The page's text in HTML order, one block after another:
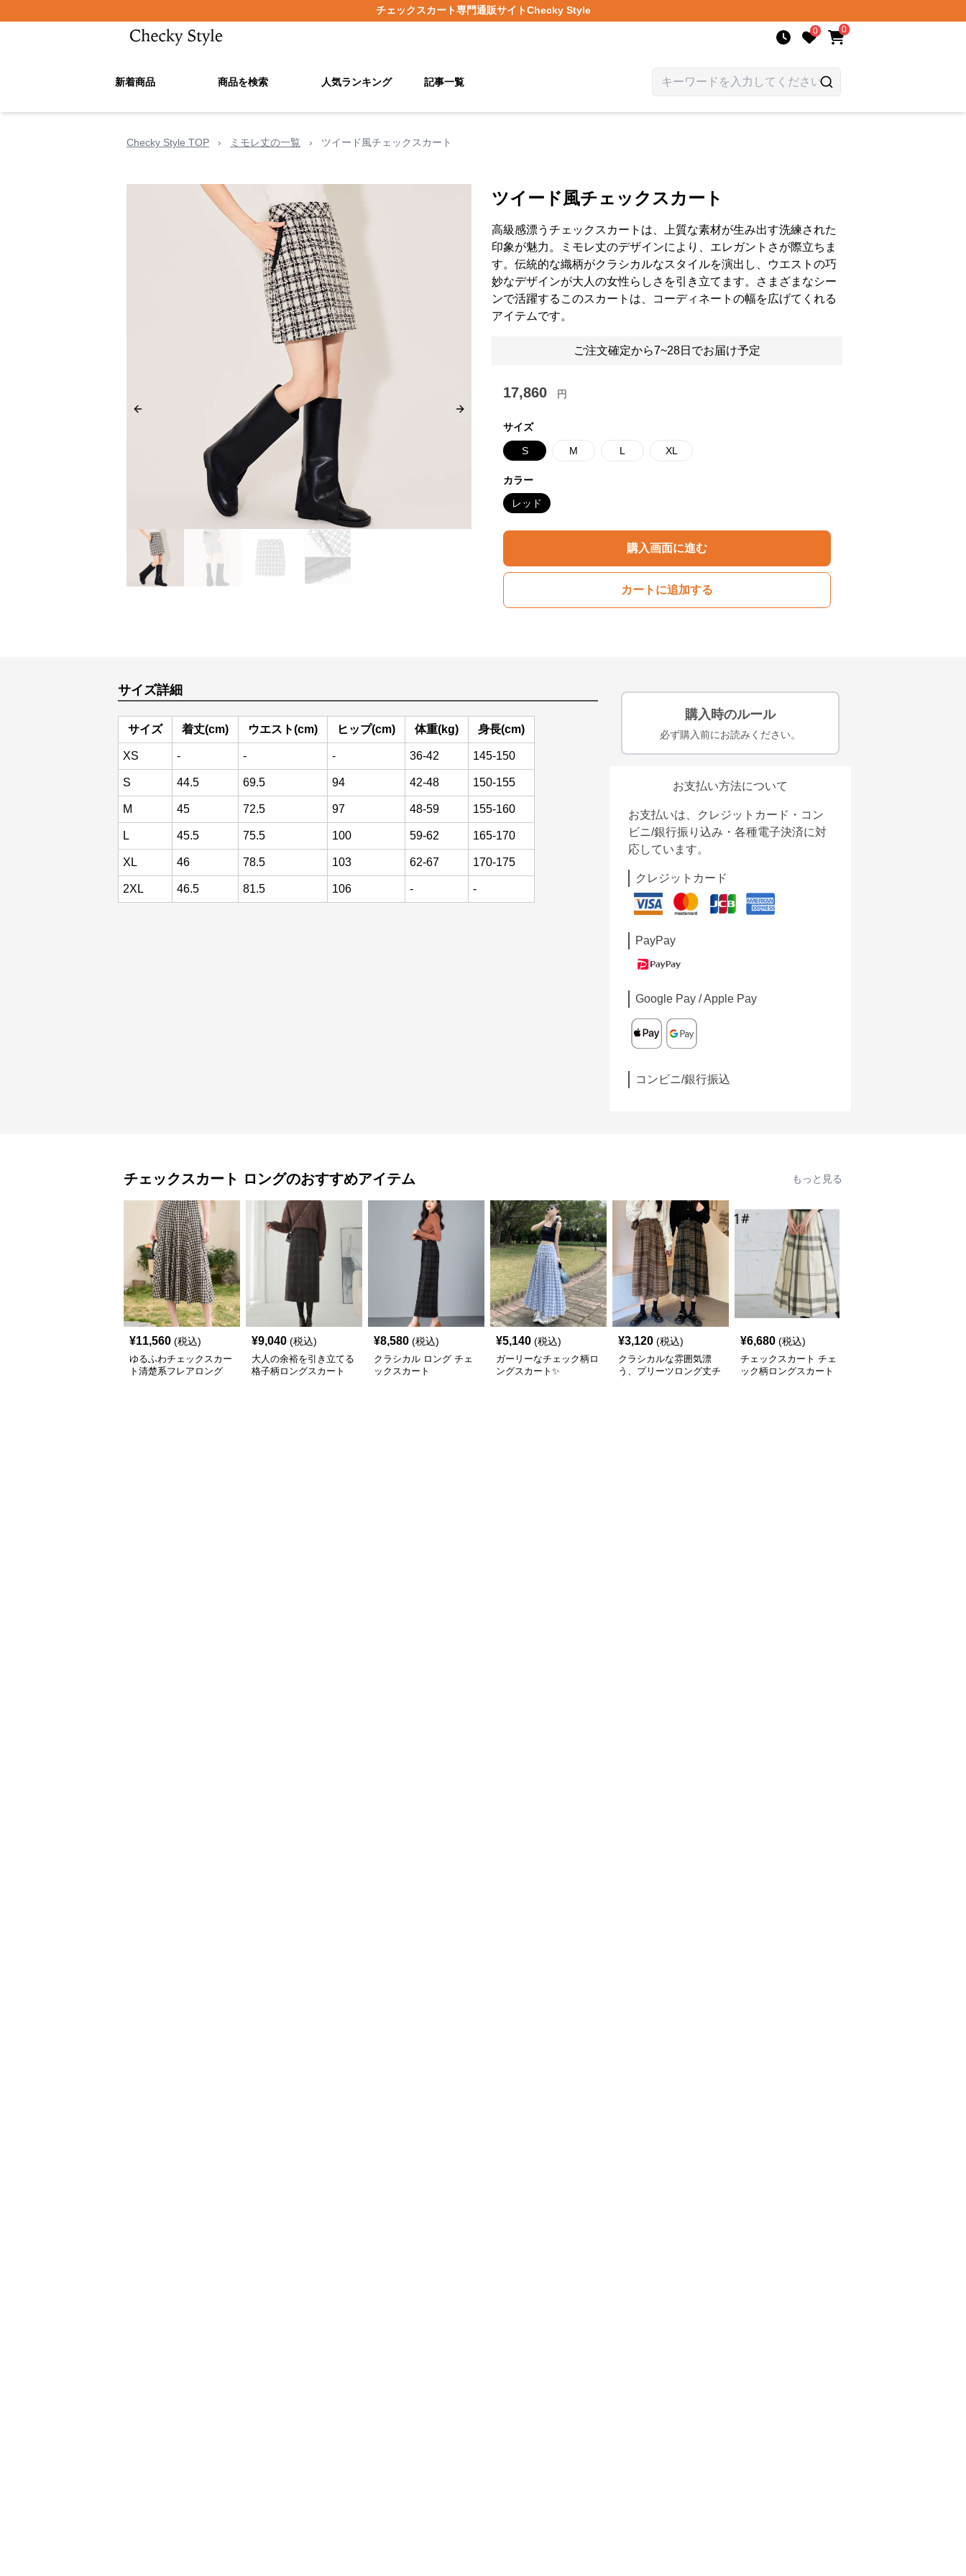
チェックスカート専門通販サイトChecky Style
0 0
新着商品 商品を検索 人気ランキング 記事一覧
Checky Style TOP › ミモレ丈の一覧 › ツイード風チェックスカート
Previous slide Next slide
ツイード風チェックスカート
高級感漂うチェックスカートは、上質な素材が生み出す洗練された
印象が魅力。ミモレ丈のデザインにより、エレガントさが際立ちま
す。伝統的な織柄がクラシカルなスタイルを演出し、ウエストの巧
妙なデザインが大人の女性らしさを引き立てます。さまざまなシー
ンで活躍するこのスカートは、コーディネートの幅を広げてくれる
アイテムです。
ご注文確定から7~28日でお届け予定
17,860 円
サイズ
S M L XL
カラー
レッド
購入画面に進む
カートに追加する
サイズ詳細
サイズ 着丈(cm) ウエスト(cm) ヒップ(cm) 体重(kg) 身長(cm)
XS - - - 36-42 145-150
S 44.5 69.5 94 42-48 150-155
M 45 72.5 97 48-59 155-160
L 45.5 75.5 100 59-62 165-170
XL 46 78.5 103 62-67 170-175
2XL 46.5 81.5 106 - -
購入時のルール
必ず購入前にお読みください。
お支払い方法について
お支払いは、クレジットカード・コン
ビニ/銀行振り込み・各種電子決済に対
応しています。
クレジットカード
PayPay
Google Pay / Apple Pay
コンビニ/銀行振込
チェックスカート ロングのおすすめアイテム もっと見る
¥11,560 (税込)
ゆるふわチェックスカー
ト清楚系フレアロング
¥9,040 (税込)
大人の余裕を引き立てる
格子柄ロングスカート
¥8,580 (税込)
クラシカル ロング チェ
ックスカート
¥5,140 (税込)
ガーリーなチェック柄ロ
ングスカート✨
¥3,120 (税込)
クラシカルな雰囲気漂
う、プリーツロング丈チ
¥6,680 (税込)
チェックスカート チェ
ック柄ロングスカート